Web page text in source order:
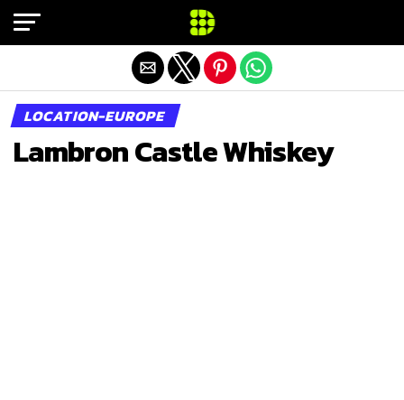
LOCATION-EUROPE
Lambron Castle Whiskey
Exit mobile version